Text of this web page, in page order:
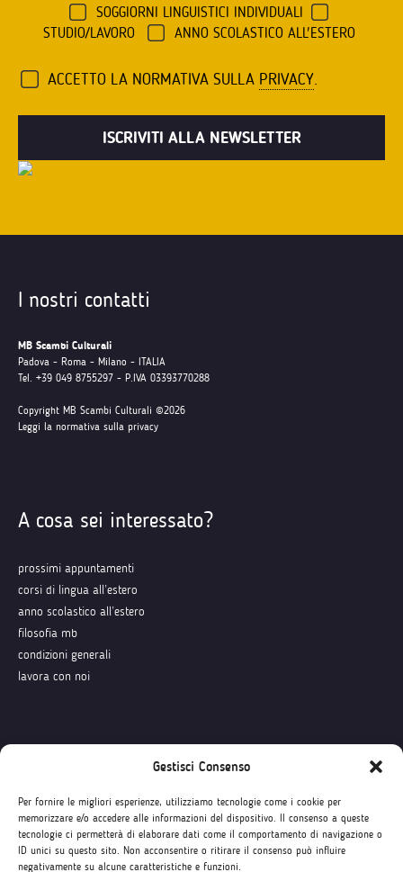
Gestisci Consenso
Per fornire le migliori esperienze, utilizziamo tecnologie come i cookie per
memorizzare e/o accedere alle informazioni del dispositivo. Il consenso a queste
tecnologie ci permetterà di elaborare dati come il comportamento di navigazione o
ID unici su questo sito. Non acconsentire o ritirare il consenso può influire
negativamente su alcune caratteristiche e funzioni.
SOGGIORNI LINGUISTICI INDIVIDUALI
STUDIO/LAVORO
ANNO SCOLASTICO ALL'ESTERO
ACCETTO LA NORMATIVA SULLA PRIVACY.
I nostri contatti
MB Scambi Culturali
Padova - Roma - Milano - ITALIA
Tel. +39 049 8755297 - P.IVA 03393770288
Copyright MB Scambi Culturali ©2026
Leggi la normativa sulla privacy
A cosa sei interessato?
prossimi appuntamenti
corsi di lingua all’estero
anno scolastico all’estero
filosofia mb
condizioni generali
lavora con noi